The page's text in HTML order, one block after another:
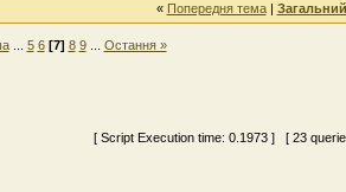
« Попередня тема|
... 5 6 [7] 8 9... Остання »
[ Script Execution time: 0.1973 ] [ 23